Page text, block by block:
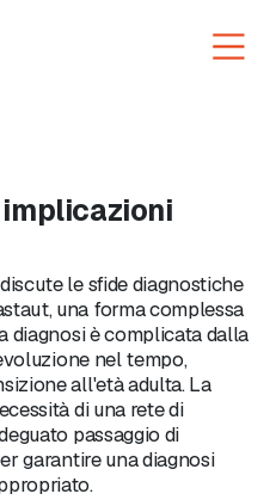
implicazioni
le sfide diagnostiche
una forma complessa
diagnosi è complicata dalla
nel tempo,
all'età adulta. La
di una rete di
passaggio di
garantire una diagnosi